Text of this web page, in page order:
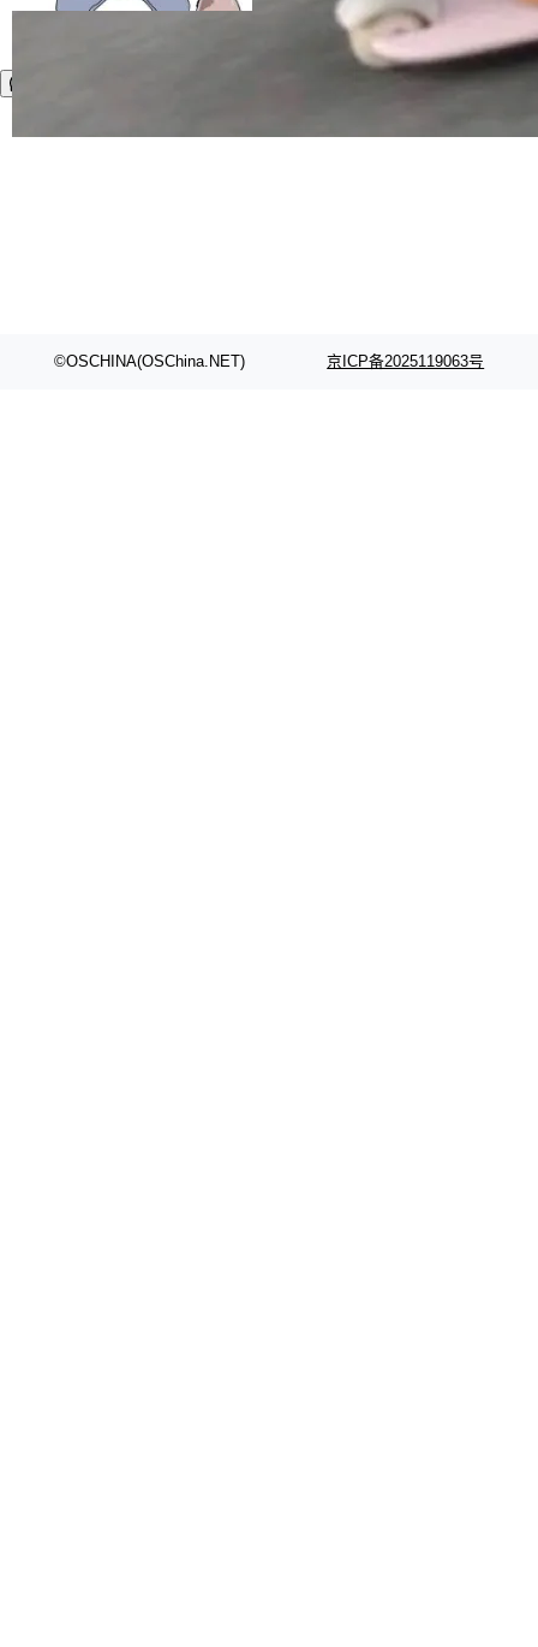
x / Harmony PC curl -fsSL https://solon.noea
不断累积，代码仓中的模块关系、接口契约、业
务逻辑等关键信息往往分散于数十乃至数百个文
件之中，形成高度复杂的知识关联网络。传统的
©OSCHINA(OSChina.NET) 京ICP备2025119063号